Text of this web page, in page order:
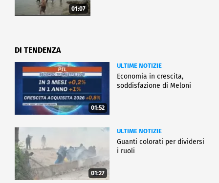
01:07
DI TENDENZA
01:52
ULTIME NOTIZIE
Economia in crescita,
soddisfazione di Meloni
01:27
ULTIME NOTIZIE
Guanti colorati per dividersi
i ruoli